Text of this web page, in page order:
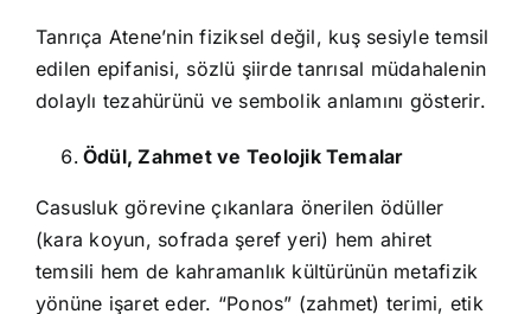
Tanrıça Atene’nin fiziksel değil, kuş sesiyle temsil
edilen epifanisi, sözlü şiirde tanrısal müdahalenin
dolaylı tezahürünü ve sembolik anlamını gösterir.
Ödül, Zahmet ve Teolojik Temalar
Casusluk görevine çıkanlara önerilen ödüller
(kara koyun, sofrada şeref yeri) hem ahiret
temsili hem de kahramanlık kültürünün metafizik
yönüne işaret eder. “Ponos” (zahmet) terimi, etik